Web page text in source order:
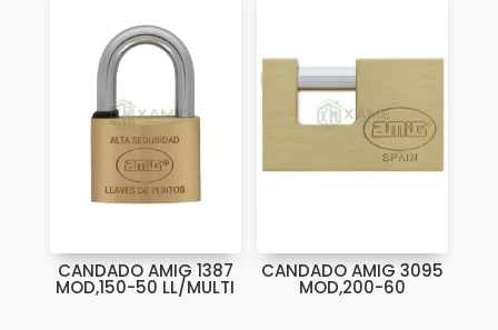
CANDADO AMIG 1387
MOD,150-50 LL/MULTI
CANDADO AMIG 3095
MOD,200-60